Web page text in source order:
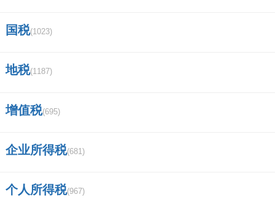
的功能是什么？谢谢？
点的？
国税(1023)
地税(1187)
增值税(695)
企业所得税(681)
个人所得税(967)